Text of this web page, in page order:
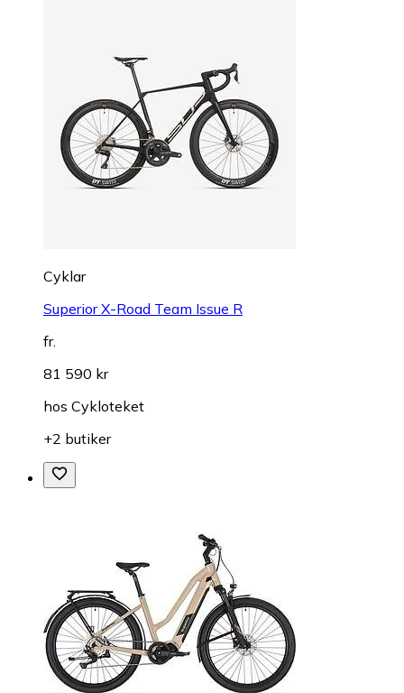
Cyklar
Superior X-Road Team Issue R
fr.
81 590 kr
hos Cykloteket
+2 butiker